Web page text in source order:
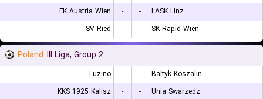
FK Austria Wien
- -
LASK Linz
SV Ried
- - SK Rapid Wien
Poland III Liga, Group 2
Luzino - -
Baltyk Koszalin
KKS 1925 Kalisz
- - Unia Swarzedz